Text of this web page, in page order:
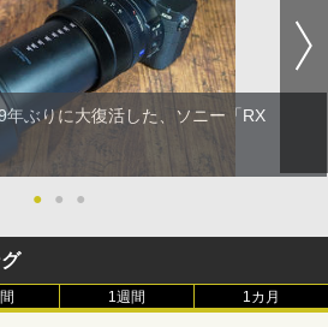
ぶりに大復活した、ソニー「RX
● ● ●
1週間 1カ月